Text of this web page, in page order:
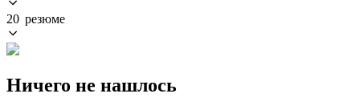
20 резюме
Ничего не нашлось